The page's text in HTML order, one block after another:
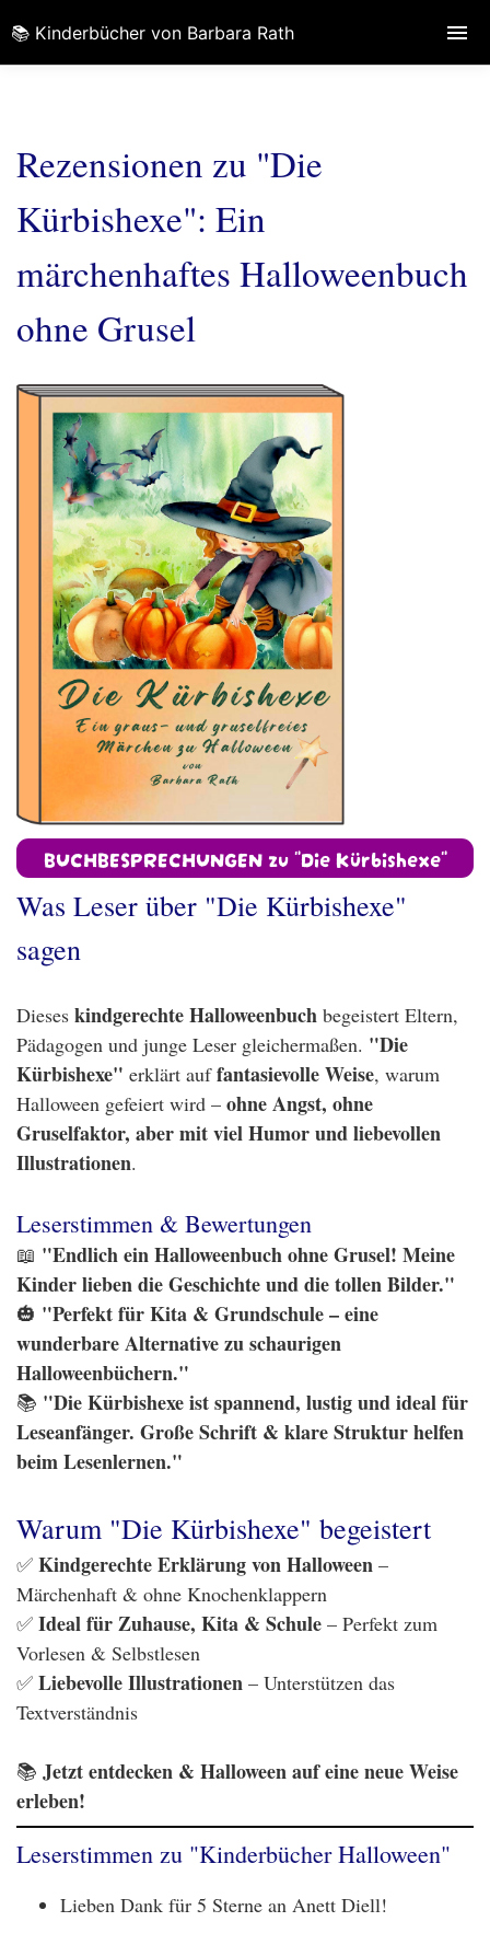
Rezensionen zu "Die
Kürbishexe": Ein
märchenhaftes Halloweenbuch
ohne Grusel
BUCHBESPRECHUNGEN zu "Die Kürbishexe"
Was Leser über "Die Kürbishexe"
sagen
Dieses kindgerechte Halloweenbuch begeistert Eltern,
Pädagogen und junge Leser gleichermaßen. "Die
Kürbishexe" erklärt auffantasievolle Weise, warum
Halloween gefeiert wird – ohne Angst, ohne
Gruselfaktor, aber mit viel Humor und liebevollen
Illustrationen.
Leserstimmen & Bewertungen
📖 "Endlich ein Halloweenbuch ohne Grusel! Meine
Kinder lieben die Geschichte und die tollen Bilder."
🎃 "Perfekt für Kita & Grundschule – eine
wunderbare Alternative zu schaurigen
Halloweenbüchern."
📚 "Die Kürbishexe ist spannend, lustig und ideal für
Leseanfänger. Große Schrift & klare Struktur helfen
beim Lesenlernen."
Warum "Die Kürbishexe" begeistert
✅ Kindgerechte Erklärung von Halloween –
Märchenhaft & ohne Knochenklappern
✅ Ideal für Zuhause, Kita & Schule – Perfekt zum
Vorlesen & Selbstlesen
✅ Liebevolle Illustrationen – Unterstützen das
Textverständnis
📚 Jetzt entdecken & Halloween auf eine neue Weise
erleben!
Leserstimmen zu "Kinderbücher Halloween"
Lieben Dank für 5 Sterne an Anett Diell!
📚 Kinderbücher von Barbara Rath